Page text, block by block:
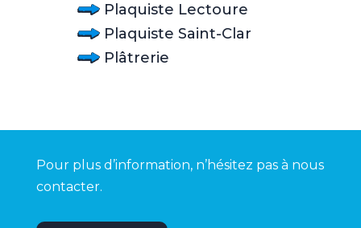
Plaquiste Lectoure
Plaquiste Saint-Clar
Plâtrerie
Pour plus d’information, n’hésitez pas à nous
contacter.